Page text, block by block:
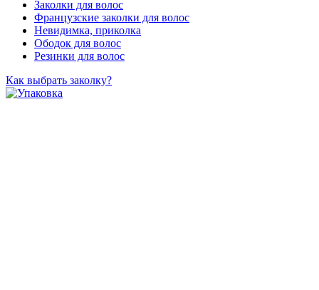
Заколки для волос
Французские заколки для волос
Невидимка, приколка
Ободок для волос
Резинки для волос
Как выбрать заколку?